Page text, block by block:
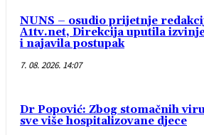
NUNS – osudio prijetnje
A1tv.net, Direkcija uputila
i najavila postupak
7. 08. 2026. 14:07
Dr Popović: Zbog stomačnih
sve više hospitalizovane djece